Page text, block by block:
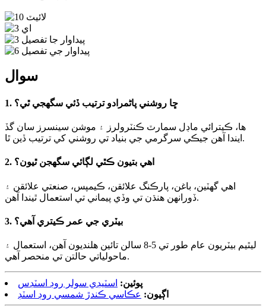
سوال
1. ڇا روشني پاڻمرادو ترتيب ڏئي سگهجي ٿي؟
ها، ڪيترائي ماڊل سمارٽ ڪنٽرولرز ۽ موشن سينسرز سان گڏ
ايندا آهن جيڪي سرگرمي جي بنياد تي روشني کي ترتيب ڏين ٿا.
2. اهي بتيون ڪٿي لڳائي سگهجن ٿيون؟
اهي گهٽين، باغن، پارڪنگ علائقن، ڪيمپس، صنعتي علائقن ۽
ڏورانهن هنڌن تي وڏي پيماني تي استعمال ٿيندا آهن.
3. بيٽري جي عمر ڪيتري آهي؟
ليٿيم بيٽريون عام طور تي 5-8 سالن تائين هلنديون آهن، استعمال ۽
ماحولياتي حالتن تي منحصر آهي.
پوئين: اسٽيڊي سولر روڊ اسٽڊس
اڳيون: عڪاسي ڪندڙ شمسي روڊ اسٽڊ